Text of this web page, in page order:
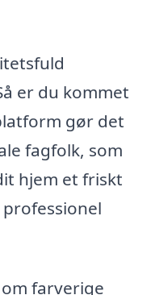
er du kommet
gør det
fagfolk, som
hjem et friskt
farverige